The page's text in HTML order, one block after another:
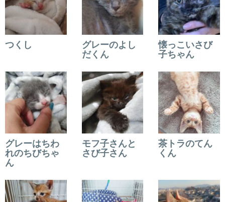
つくし
グレーのよし
だくん
懐っこいさび
子ちゃん
グレーはちわ
れのちびちゃ
ん
モフ子さんと
さび子さん
茶トラのてん
くん